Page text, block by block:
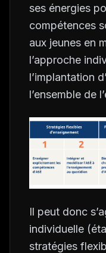
ses énergies
compétences
aux jeunes en
l’approche
l’implantation
l’ensemble de
Il peut donc
individuelle
stratégies